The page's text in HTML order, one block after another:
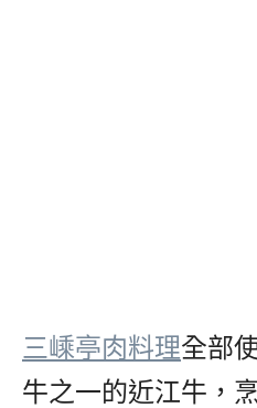
三嵊亭肉料理全部
牛之一的近江牛，